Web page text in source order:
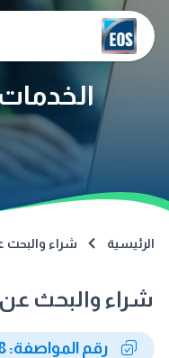
الرئيسية شراء والبحث
شراء والبحث
رقم المواصفة: 3578-1 / 2006